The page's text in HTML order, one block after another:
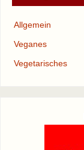
Allgemein
Veganes
Vegetarisches